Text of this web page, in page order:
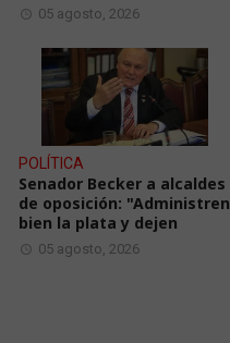
05 agosto, 2026
POLÍTICA
Senador Becker a alcaldes
de oposición: "Administren
bien la plata y dejen
05 agosto, 2026